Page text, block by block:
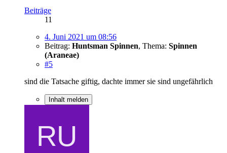
Beiträge
11
4. Juni 2021 um 08:56
Beitrag: Huntsman Spinnen, Thema: Spinnen
(Araneae)
#5
sind die Tatsache giftig, dachte immer sie sind ungefährlich
Inhalt melden